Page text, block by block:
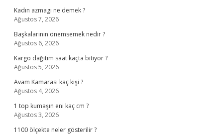
Kadın azmagı ne demek ?
Ağustos 7, 2026
Başkalarının önemsemek nedir ?
Ağustos 6, 2026
Kargo dağıtım saat kaçta bitiyor ?
Ağustos 5, 2026
Avam Kamarası kaç kişi ?
Ağustos 4, 2026
1 top kumaşın eni kaç cm ?
Ağustos 3, 2026
1100 ölçekte neler gösterilir ?